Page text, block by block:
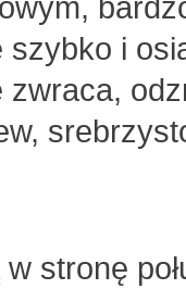
szybko i
stronę